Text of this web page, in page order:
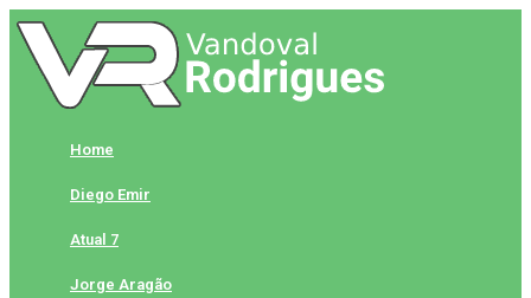
Skip
to
content
Home
Diego Emir
Atual 7
Jorge Aragão